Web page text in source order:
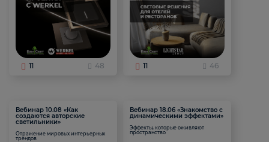
11 48 11 46
Вебинар 10.08 «Как
создаются авторские
светильники»
Отражение мировых интерьерных
трендов
Вебинар 18.06 «Знакомство с
динамическими эффектами»
Эффекты, которые оживляют
пространство